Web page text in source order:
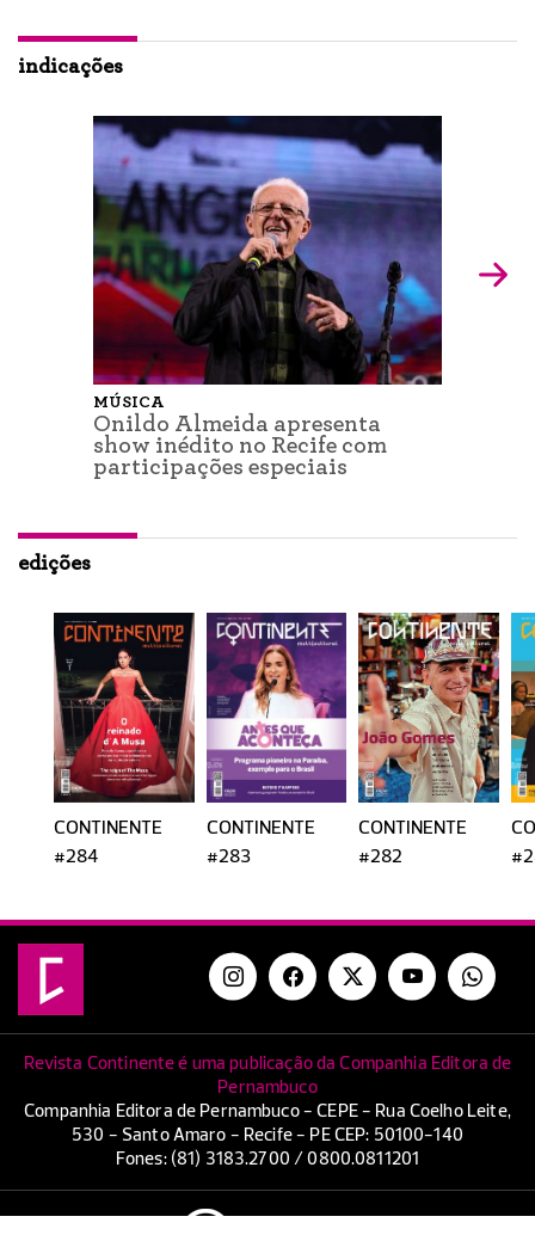
indicações
MÚSICA
Onildo Almeida apresenta
show inédito no Recife com
participações especiais
edições
CONTINENTE
#284
CONTINENTE
#283
CONTINENTE
#282
Revista Continente é uma publicação da Companhia Editora de
Pernambuco
Companhia Editora de Pernambuco - CEPE - Rua Coelho Leite,
530 - Santo Amaro - Recife - PE CEP: 50100-140
Fones: (81) 3183.2700 / 0800.0811201